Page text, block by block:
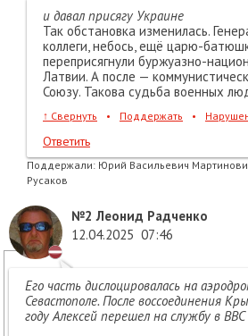
и давал присягу Украине
Так обстановка изменилась.
коллеги, небось, ещё царю-
переприсягнули буржуазно-
Латвии. А после —
Союзу. Такова судьба военных
↑ Свернуть • Поддержать •
Ответить
Поддержали: Юрий Васильевич
Русаков
№2 Леонид Радченко
12.04.2025 07:46
Его часть дислоцировалась на
Севастополе. После воссоединения
году Алексей перешел на службу в